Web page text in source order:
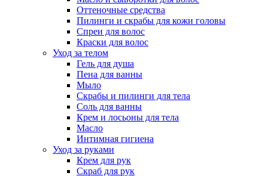
Оттеночные средства
Пилинги и скрабы для кожи головы
Спреи для волос
Краски для волос
Уход за телом
Гель для душа
Пена для ванны
Мыло
Скрабы и пилинги для тела
Соль для ванны
Крем и лосьоны для тела
Масло
Интимная гигиена
Уход за руками
Крем для рук
Скраб для рук